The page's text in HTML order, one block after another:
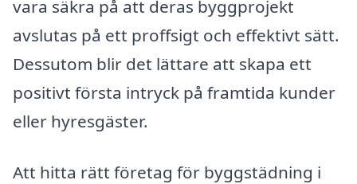
vara säkra på att deras byggprojekt
avslutas på ett proffsigt och effektivt sätt.
Dessutom blir det lättare att skapa ett
positivt första intryck på framtida kunder
eller hyresgäster.
Att hitta rätt företag för byggstädning i